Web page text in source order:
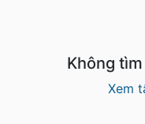
Không
Xem